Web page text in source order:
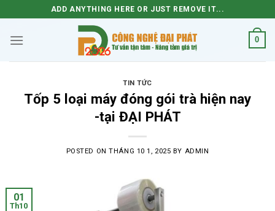
to
content
ADD ANYTHING HERE OR JUST REMOVE IT...
0
TIN TỨC
Tốp 5 loại máy đóng gói trà hiện nay
-tại ĐẠI PHÁT
POSTED ONTHÁNG 10 1, 2025 BY ADMIN
01
Th10